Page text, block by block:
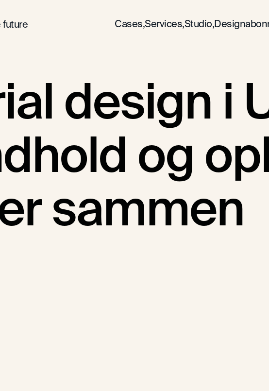
future Cases,Services,Studio,
design i
og
sammen